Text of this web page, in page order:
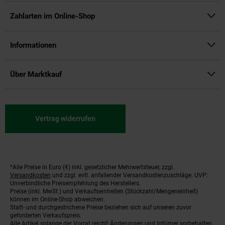
Zahlarten im Online-Shop
Informationen
Über Marktkauf
Vertrag widerrufen
Fußnoten
*Alle Preise in Euro (€) inkl. gesetzlicher Mehrwertsteuer, zzgl.
Versandkosten und zzgl. evtl. anfallender Versandkostenzuschläge. UVP:
Unverbindliche Preisempfehlung des Herstellers.
Preise (inkl. MwSt.) und Verkaufseinheiten (Stückzahl/Mengeneinheit)
können im Online-Shop abweichen.
Statt- und durchgestrichene Preise beziehen sich auf unseren zuvor
geforderten Verkaufspreis.
Alle Artikel solange der Vorrat reicht! Änderungen und Irrtümer vorbehalten.